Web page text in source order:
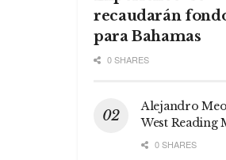
recaudarán
para Bahamas
0 SHARES
Alejandro
West Reading
0 SHARES